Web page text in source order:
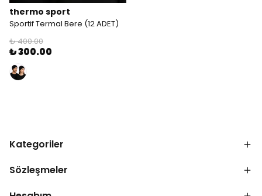
thermo sport
Sportif Termal Bere (12 ADET)
₺ 400.00
₺ 300.00
Kategoriler
Sözleşmeler